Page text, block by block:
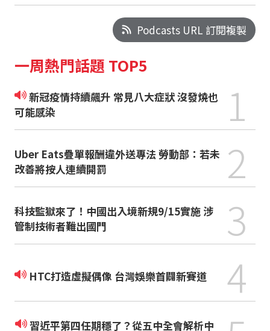
Podcasts URL 訂閱複製
一周熱門話題 TOP5
新冠疫情持續飆升 常見八大症狀 沒發燒也
可能感染
1
Uber Eats疊單報酬違外送專法 勞動部：若未
改善將按人連續開罰
2
科技監獄來了！中國出入境新規9/15實施 涉
管制技術者難出國門
3
HTC打造虛擬偶像 台灣娛樂首闢新賽道 4
習近平第四任期穩了？從五中全會解析中